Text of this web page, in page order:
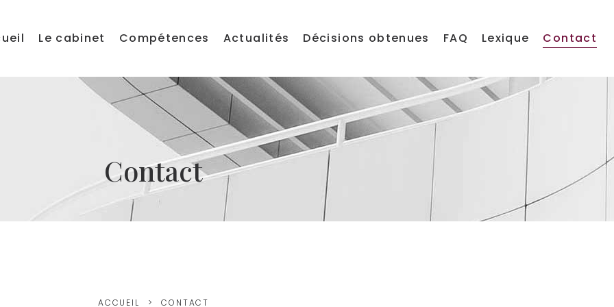
Le cabinet Compétences Actualités Décisions obtenues FAQ Lexique Contact
Contact
ACCUEIL CONTACT